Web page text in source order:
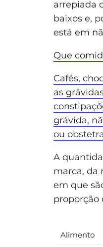
arrepiada
baixos e,
está em
Que
Cafés,
as
grávida,
ou
A
marca, da
em que
proporção
Alimento